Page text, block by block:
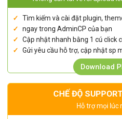
Tìm kiếm và cài đặt plugin,
ngay trong AdminCP của bạn
Cập nhật nhanh bằng 1 cú click
Gửi yêu cầu hỗ trợ, cập nhật sp
Download
CHẾ ĐỘ
Hỗ trợ mọi lúc